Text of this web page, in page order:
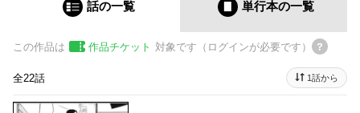
話の一覧 単行本の一覧
この作品は 作品チケット 対象です（ログインが必要です）
全22話 1話から